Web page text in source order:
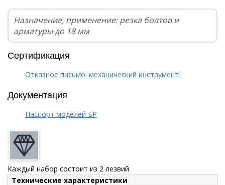
Назначение, применение: резка болтов и
арматуры до 18 мм
Сертификация
Отказное письмо: механический инструмент
Документация
Паспорт моделей БР
Каждый набор состоит из 2 лезвий
Технические характеристики